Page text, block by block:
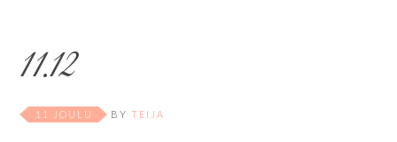
11.12
11 JOULU BYTEIJA